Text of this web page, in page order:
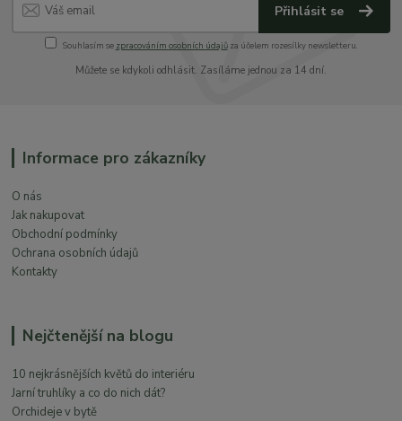
Přihlásit se
Souhlasím se zpracováním osobních údajůza účelem rozesílky newsletteru.
Můžete se kdykoli odhlásit. Zasíláme jednou za 14 dní.
Informace pro zákazníky
O nás
Jak nakupovat
Obchodní podmínky
Ochrana osobních údajů
Kontakty
Nejčtenější na blogu
10 nejkrásnějších květů do interiéru
Jarní truhlíky a co do nich dát?
Orchideje v bytě